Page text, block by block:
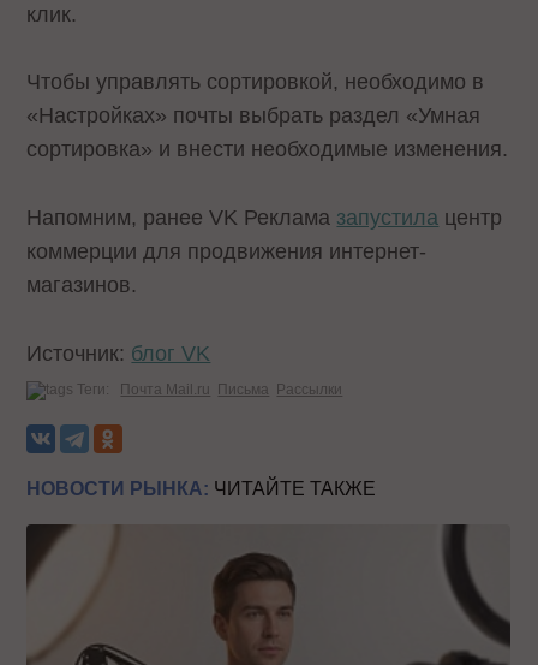
клик.
Чтобы управлять сортировкой, необходимо в
«Настройках» почты выбрать раздел «Умная
сортировка» и внести необходимые изменения.
Напомним, ранее VK Реклама запустила центр
коммерции для продвижения интернет-
магазинов.
Источник: блог VK
Теги: Почта Mail.ru Письма Рассылки
НОВОСТИ РЫНКА: ЧИТАЙТЕ ТАКЖЕ